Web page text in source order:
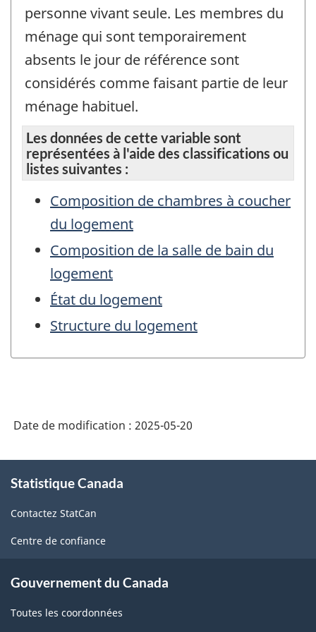
personne vivant seule. Les membres du
ménage qui sont temporairement
absents le jour de référence sont
considérés comme faisant partie de leur
ménage habituel.
Les données de cette variable sont
représentées à l'aide des classifications ou
listes suivantes :
Composition de chambres à coucher
du logement
Composition de la salle de bain du
logement
État du logement
Structure du logement
Date de modification : 2025-05-20
propos
ce
site
Statistique Canada
Contactez StatCan
Centre de confiance
Gouvernement du Canada
Toutes les coordonnées